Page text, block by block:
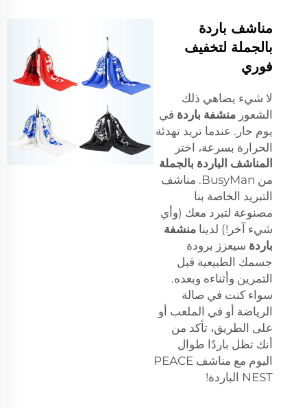
مناشف باردة
بالجملة لتخفيف
فوري
لا شيء يضاهي ذلك
الشعور منشفة باردة في
يوم حار. عندما تريد تهدئة
الحرارة بسرعة، اختر
المناشف الباردة بالجملة
من BusyMan. مناشف
التبريد الخاصة بنا
مصنوعة لتبرد معك (وأي
شيء آخر!) لدينا منشفة
باردة سيعزز برودة
جسمك الطبيعية قبل
التمرين وأثناءه وبعده.
سواء كنت في صالة
الرياضة أو في الملعب أو
على الطريق، تأكد من
أنك تظل باردًا طوال
اليوم مع مناشف PEACE
NEST الباردة!